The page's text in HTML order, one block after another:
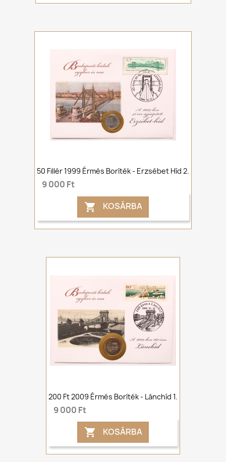
50 Fillér 1999 Érmés Boríték - Erzsébet Híd 2.
9 000 Ft
 KOSÁRBA
200 Ft 2009 Érmés Boríték - Lánchíd 1.
9 000 Ft
 KOSÁRBA